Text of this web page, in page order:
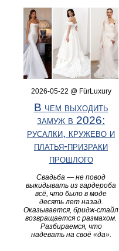
2026-05-22 @ FürLuxury
В чем выходить
замуж в 2026:
русалки, кружево и
платья-призраки
прошлого
Свадьба — не повод
выкидывать из гардероба
всё, что было в моде
десять лет назад.
Оказывается, бридж-стайл
возвращается с размахом.
Разбираемся, что
надевать на своё «да».